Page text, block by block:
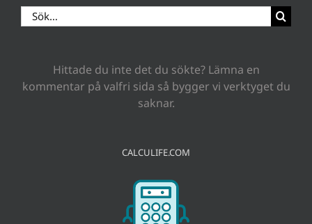
Sök
efter:
Hittade du inte det du sökte? Lämna en
kommentar på valfri sida så bygger vi verktyget du
saknar.
CALCULIFE.COM